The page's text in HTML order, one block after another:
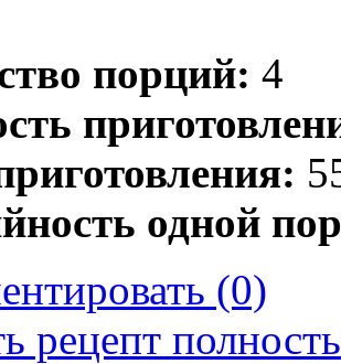
порций: 4
одной
(0)
рецепт